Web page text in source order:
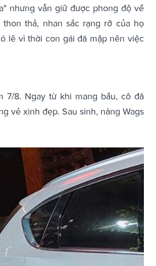
nhưng vẫn giữ được phong độ về
thả, nhan sắc rạng rỡ của họ
lẽ vì thời con gái đã mập nên việc
7/8. Ngay từ khi mang bầu, cô đã
vẻ xinh đẹp. Sau sinh, nàng Wags